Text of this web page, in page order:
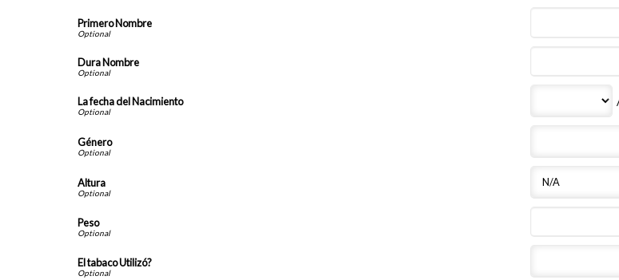
Primero Nombre
Dura Nombre
La fecha del Nacimiento
Género
Altura
Peso
El tabaco Utilizó?